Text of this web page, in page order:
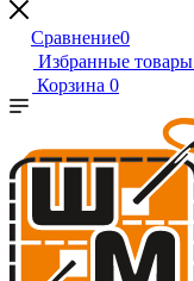
Сравнение0
Избранные товары
Корзина 0